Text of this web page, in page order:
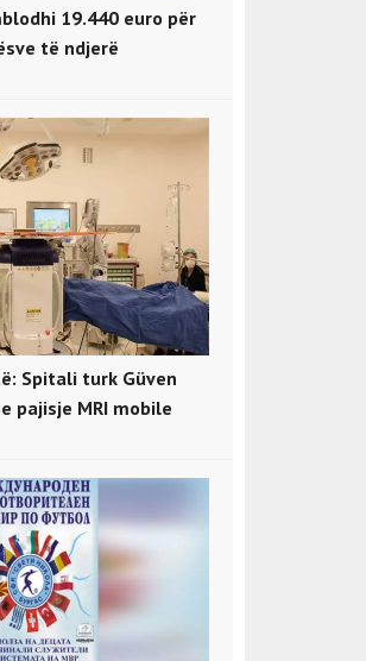
19.440 euro për
të ndjerë
Spitali turk Güven
pajisje MRI mobile